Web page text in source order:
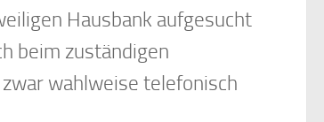
Hausbank aufgesucht
beim zuständigen
wahlweise telefonisch